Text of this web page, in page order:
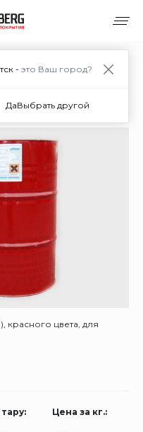
для покрытий из
красного цвета, для
Цена за кг.:
- это Ваш город?
ДаВыбрать другой